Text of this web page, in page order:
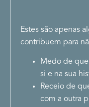
Estes são apenas
contribuem para
Medo de
si e na sua
Receio de
com a outra